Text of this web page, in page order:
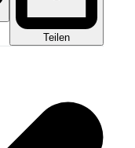
Teilen